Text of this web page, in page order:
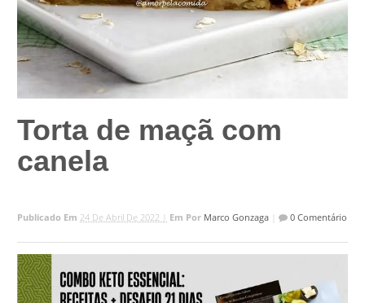
Torta de maçã com
canela
Publicado Em 24 De Abril De 2022 | Em Por Marco Gonzaga | 0 Comentário